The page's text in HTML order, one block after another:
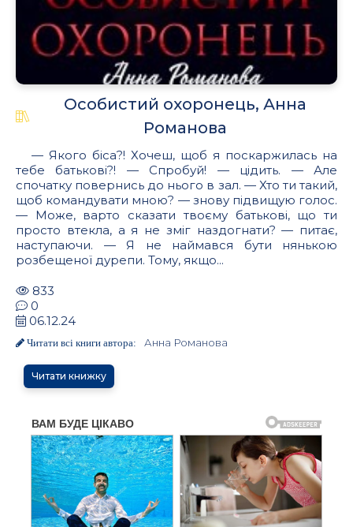
Особистий охоронець, Анна
Романова
— Якого біса?! Хочеш, щоб я поскаржилась на
тебе батькові?! — Спробуй! — цідить. — Але
спочатку повернись до нього в зал. — Хто ти такий,
щоб командувати мною? — знову підвищую голос.
— Може, варто сказати твоєму батькові, що ти
просто втекла, а я не зміг наздогнати? — питає,
наступаючи. — Я не наймався бути нянькою
розбещеної дурепи. Тому, якщо...
833
0
06.12.24
Читати всі книги автора: Анна Романова
Читати книжку